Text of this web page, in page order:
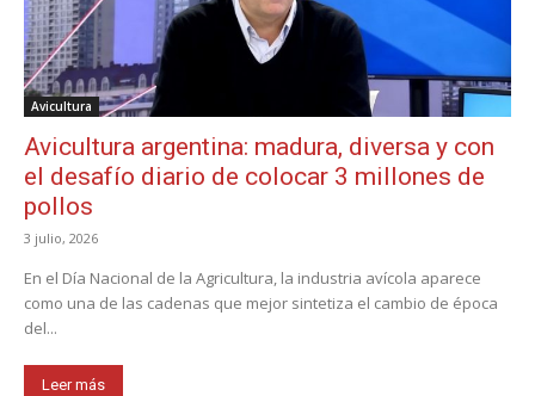
Avicultura
Avicultura argentina: madura, diversa y con
el desafío diario de colocar 3 millones de
pollos
3 julio, 2026
En el Día Nacional de la Agricultura, la industria avícola aparece
como una de las cadenas que mejor sintetiza el cambio de época
del...
Leer más